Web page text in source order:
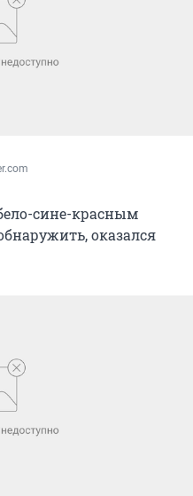
сине-красным
оказался